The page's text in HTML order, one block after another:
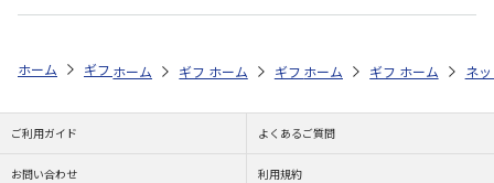
ホーム ギフトストア お中元・夏ギフト特集 2026 おつまみ・お惣菜
ホーム ギフトストア お中元・夏ギフト特集 2026
ホーム ギフトストア お中元・夏ギフト
ホーム ギフトストア お
ホーム ネ
ご利用ガイド よくあるご質問
お問い合わせ 利用規約